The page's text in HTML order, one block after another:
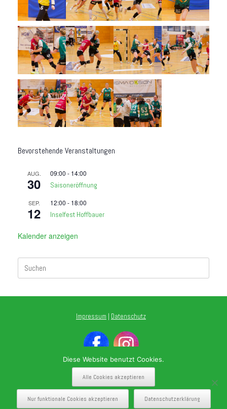
Bevorstehende Veranstaltungen
AUG.
30
09:00 - 14:00
Saisoneröffnung
SEP.
12
12:00 - 18:00
Inselfest Hoffbauer
Kalender anzeigen
Suchen
nach:
Impressum | Datenschutz
Theme bySiteOrigin
Diese Website benutzt Cookies.
Alle Cookies akzeptieren
Nur funktionale Cookies akzeptieren Datenschutzerklärung